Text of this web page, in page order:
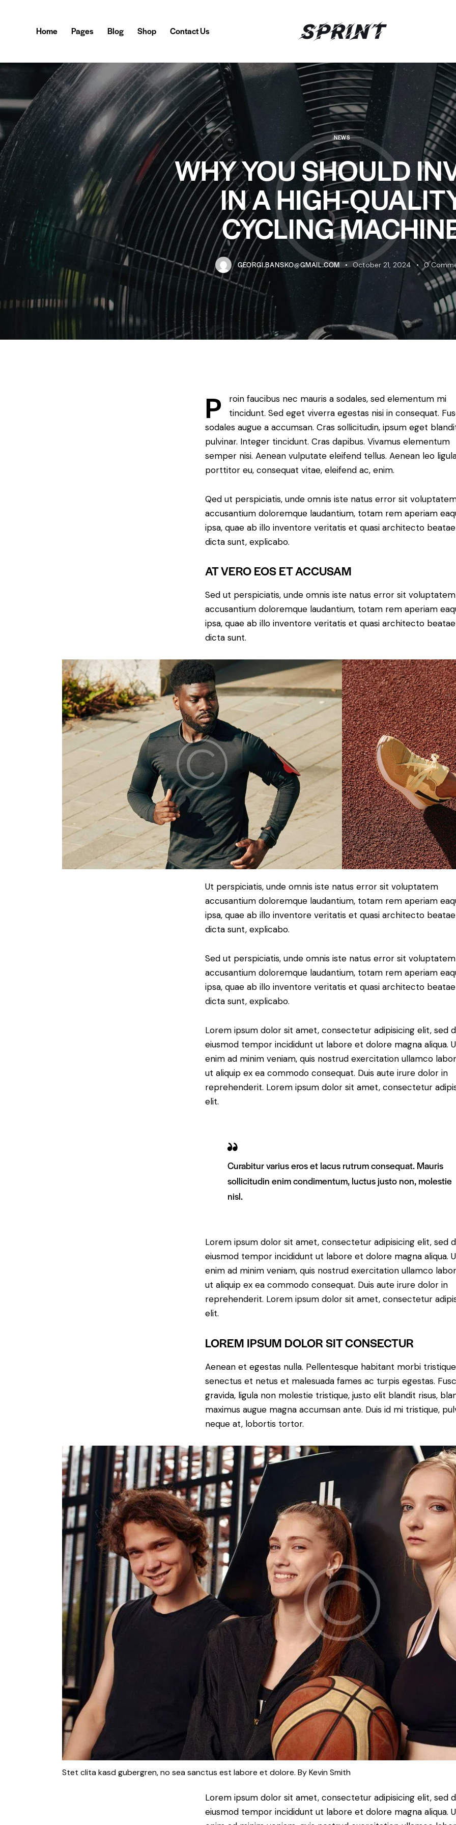
Home Pages Blog Shop Contact Us
NEWS
WHY YOU SHOULD
IN A HIGH-
CYCLING
GEORGI.BANSKO@GMAIL.COM October 21, 2024 0
P
roin faucibus nec mauris a sodales, sed elementum mi
tincidunt. Sed eget viverra egestas nisi in consequat.
sodales augue a accumsan. Cras sollicitudin, ipsum eget
pulvinar. Integer tincidunt. Cras dapibus. Vivamus elementum
semper nisi. Aenean vulputate eleifend tellus. Aenean leo
porttitor eu, consequat vitae, eleifend ac, enim.
Qed ut perspiciatis, unde omnis iste natus error sit
accusantium doloremque laudantium, totam rem aperiam
ipsa, quae ab illo inventore veritatis et quasi architecto
dicta sunt, explicabo.
AT VERO EOS ET ACCUSAM
Sed ut perspiciatis, unde omnis iste natus error sit voluptatem
accusantium doloremque laudantium, totam rem aperiam
ipsa, quae ab illo inventore veritatis et quasi architecto
dicta sunt.
Ut perspiciatis, unde omnis iste natus error sit voluptatem
accusantium doloremque laudantium, totam rem aperiam
ipsa, quae ab illo inventore veritatis et quasi architecto
dicta sunt, explicabo.
Sed ut perspiciatis, unde omnis iste natus error sit voluptatem
accusantium doloremque laudantium, totam rem aperiam
ipsa, quae ab illo inventore veritatis et quasi architecto
dicta sunt, explicabo.
Lorem ipsum dolor sit amet, consectetur adipisicing elit, sed
eiusmod tempor incididunt ut labore et dolore magna aliqua.
enim ad minim veniam, quis nostrud exercitation ullamco
ut aliquip ex ea commodo consequat. Duis aute irure dolor in
reprehenderit. Lorem ipsum dolor sit amet, consectetur
elit.
Curabitur varius eros et lacus rutrum consequat. Mauris
sollicitudin enim condimentum, luctus justo non, molestie
nisl.
Lorem ipsum dolor sit amet, consectetur adipisicing elit, sed
eiusmod tempor incididunt ut labore et dolore magna aliqua.
enim ad minim veniam, quis nostrud exercitation ullamco
ut aliquip ex ea commodo consequat. Duis aute irure dolor in
reprehenderit. Lorem ipsum dolor sit amet, consectetur
elit.
LOREM IPSUM DOLOR SIT CONSECTUR
Aenean et egestas nulla. Pellentesque habitant morbi tristique
senectus et netus et malesuada fames ac turpis egestas.
gravida, ligula non molestie tristique, justo elit blandit risus,
maximus augue magna accumsan ante. Duis id mi tristique,
neque at, lobortis tortor.
Stet clita kasd gubergren, no sea sanctus est labore et dolore. ByKevin Smith
Lorem ipsum dolor sit amet, consectetur adipisicing elit, sed
eiusmod tempor incididunt ut labore et dolore magna aliqua.